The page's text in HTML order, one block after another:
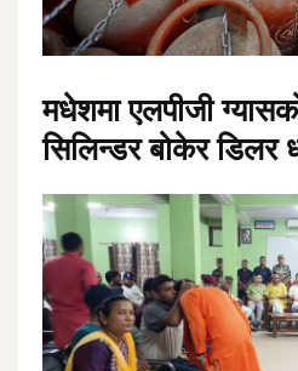
मधेशमा एलपीजी
सिलिन्डर बोकेर डिलर